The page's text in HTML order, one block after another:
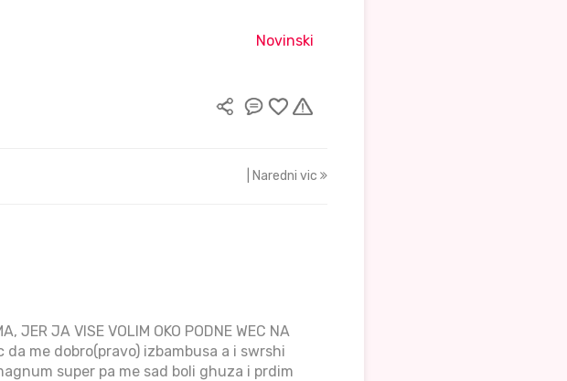
Novinski
| Naredni vic
JER JA VISE VOLIM OKO PODNE WEC NA
da me dobro(pravo) izbambusa a i swrshi
super pa me sad boli ghuza i prdim